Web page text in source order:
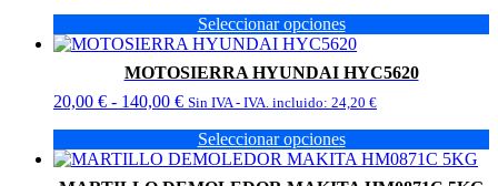
precios:
desde
20,00 €
hasta
140,00 €
Seleccionar opciones
Este
múltiples
opciones
se
MOTOSIERRA HYUNDAI HYC5620
20,00 € - 140,00 €Rango
precios:
desde
20,00 €
Sin IVA - IVA. incluido: 24,20 €
Seleccionar opciones
Este
producto